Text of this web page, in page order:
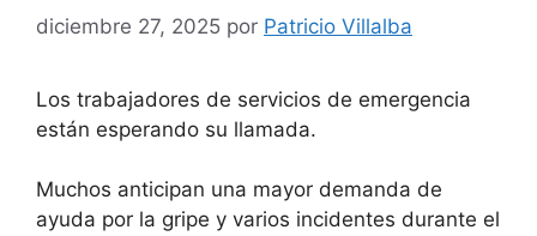
diciembre 27, 2025 por Patricio Villalba
Los trabajadores de servicios de emergencia
están esperando su llamada.
Muchos anticipan una mayor demanda de
ayuda por la gripe y varios incidentes durante el